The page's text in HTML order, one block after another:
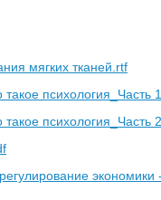
мягких тканей.rtf
психология_Часть
психология_Часть